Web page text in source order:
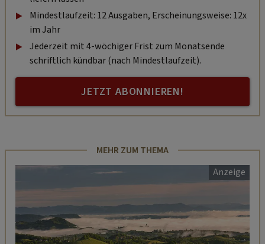
Mindestlaufzeit: 12 Ausgaben, Erscheinungsweise: 12x
im Jahr
Jederzeit mit 4-wöchiger Frist zum Monatsende
schriftlich kündbar (nach Mindestlaufzeit).
JETZT ABONNIEREN!
MEHR ZUM THEMA